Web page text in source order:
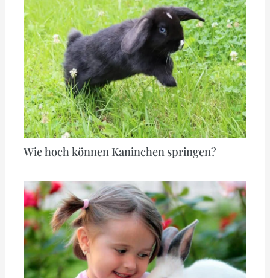
Wie hoch können Kaninchen springen?